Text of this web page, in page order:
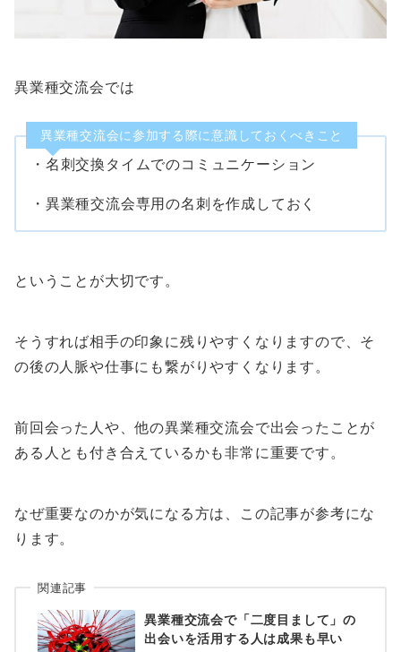
異業種交流会では
異業種交流会に参加する際に意識しておくべきこと
・名刺交換タイムでのコミュニケーション
・異業種交流会専用の名刺を作成しておく
ということが大切です。
そうすれば相手の印象に残りやすくなりますので、そ
の後の人脈や仕事にも繋がりやすくなります。
前回会った人や、他の異業種交流会で出会ったことが
ある人とも付き合えているかも非常に重要です。
なぜ重要なのかが気になる方は、この記事が参考にな
ります。
関連記事
異業種交流会で「二度目まして」の
出会いを活用する人は成果も早い